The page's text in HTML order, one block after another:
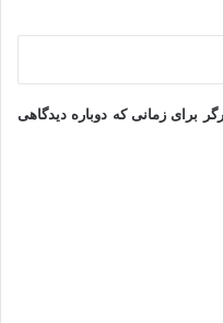
برای زمانی که دوباره دیدگاهی